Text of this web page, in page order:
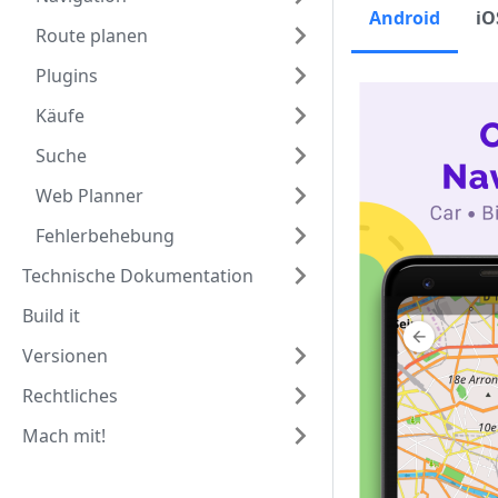
Route planen
Plugins
Käufe
Suche
Web Planner
Fehlerbehebung
Technische Dokumentation
Build it
Versionen
Rechtliches
Mach mit!
Android